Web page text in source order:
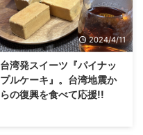
2024/4/11
台湾発スイーツ『パイナッ
プルケーキ』。台湾地震か
らの復興を食べて応援!!